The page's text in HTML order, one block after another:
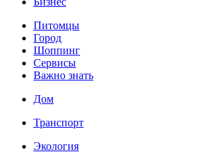
Питомцы
Город
Шоппинг
Сервисы
Важно знать
Дом
Транспорт
Экология